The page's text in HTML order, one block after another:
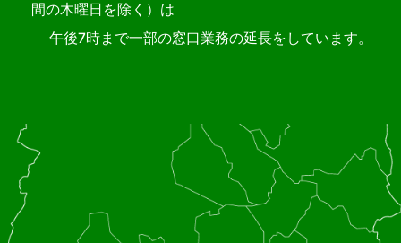
間の木曜日を除く）は
午後7時まで一部の窓口業務の延長をしています。